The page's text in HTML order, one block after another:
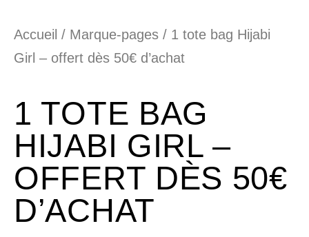
Accueil / Marque-pages / 1 tote bag Hijabi
Girl – offert dès 50€ d’achat
1 TOTE BAG
HIJABI GIRL –
OFFERT DÈS 50€
D’ACHAT